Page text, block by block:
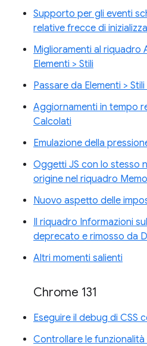
Supporto per gli eventi
relative frecce di
Miglioramenti al riquadro
Elementi > Stili
Passare da Elementi >
Aggiornamenti in tempo
Calcolati
Emulazione della
Oggetti JS con lo stesso
origine nel riquadro
Nuovo aspetto delle
Il riquadro Informazioni
deprecato e rimosso da
Altri momenti salienti
Chrome 131
Eseguire il debug di CSS
Controllare le